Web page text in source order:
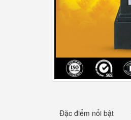
Đặc điểm nổi bật